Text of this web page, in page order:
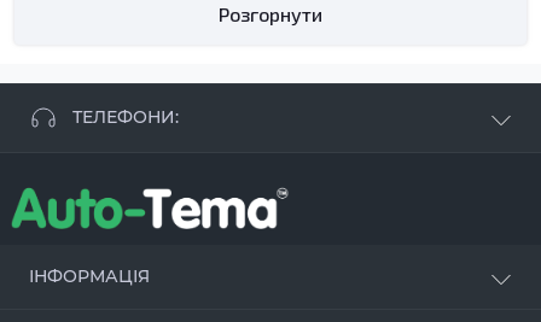
арки, виконують важливу функцію в забезпеченні
міцності та безпеки вашого автомобіля. Пороги,
піддається навантаженням під час входу та виходу з
машини. Підсилювачі порогів допомагають
бампери грають ключову роль у поглинанні ударів та
Розгорнути
ТЕЛЕФОНИ:
+38 096 250 84 38
+38 099 657 61 50
ІНФОРМАЦІЯ